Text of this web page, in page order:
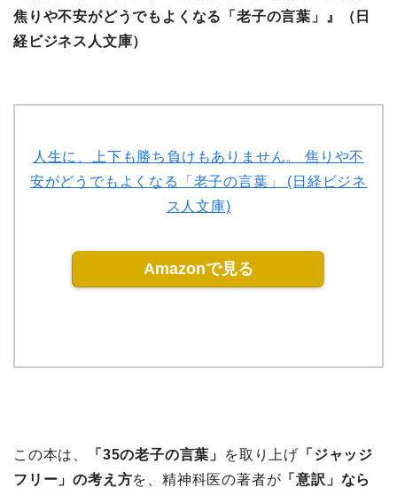
焦りや不安がどうでもよくなる「老子の言葉」』（日
経ビジネス人文庫）
人生に、上下も勝ち負けもありません。 焦りや不
安がどうでもよくなる「老子の言葉」 (日経ビジネ
ス人文庫)
Amazonで見る
この本は、 「35の老子の言葉」 を取り上げ 「ジャッジ
フリー」の考え方を、精神科医の著者が 「意訳」なら